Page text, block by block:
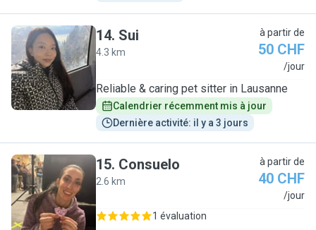
S
14. Sui
4.3 km
à partir de
50 CHF
/jour
Reliable & caring pet sitter in Lausanne
Calendrier récemment mis à jour
Dernière activité: il y a 3 jours
C
15. Consuelo
2.6 km
à partir de
40 CHF
/jour
1 évaluation